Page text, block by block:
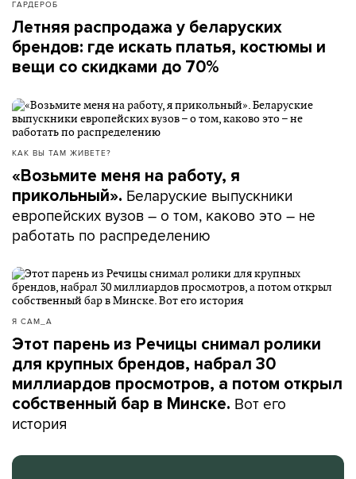
ГАРДЕРОБ
Летняя распродажа у беларуских
брендов: где искать платья, костюмы и
вещи со скидками до 70%
КАК ВЫ ТАМ ЖИВЕТЕ?
«Возьмите меня на работу, я
прикольный». Беларуские выпускники
европейских вузов – о том, каково это – не
работать по распределению
Я САМ_А
Этот парень из Речицы снимал ролики
для крупных брендов, набрал 30
миллиардов просмотров, а потом открыл
собственный бар в Минске. Вот его
история